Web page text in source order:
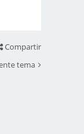
Compartir
tema